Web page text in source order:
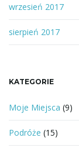
wrzesień 2017
sierpień 2017
KATEGORIE
Moje Miejsca (9)
Podróże (15)